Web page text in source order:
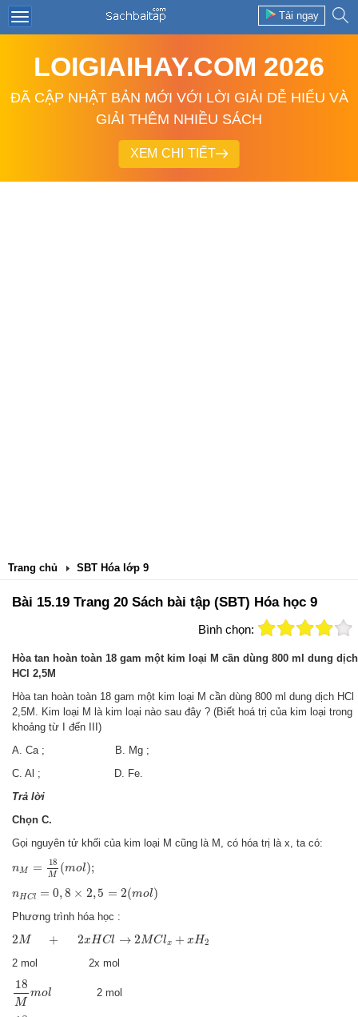
Tải ngay
LOIGIAIHAY.COM 2026
ĐÃ CẬP NHẬT BẢN MỚI VỚI LỜI GIẢI DỄ HIỂU VÀ
GIẢI THÊM NHIỀU SÁCH
XEM CHI TIẾT
Trang chủ SBT Hóa lớp 9
Bài 15.19 Trang 20 Sách bài tập (SBT) Hóa học 9
Bình chọn:
Hòa tan hoàn toàn 18 gam một kim loại M cần dùng 800 ml dung dịch
HCl 2,5M
Hòa tan hoàn toàn 18 gam một kim loại M cần dùng 800 ml dung dịch HCl
2,5M. Kim loại M là kim loại nào sau đây ? (Biết hoá trị của kim loại trong
khoảng từ I đến III)
A. Ca ; B. Mg ;
C. Al ; D. Fe.
Trả lời
Chọn C.
Gọi nguyên tử khối của kim loại M cũng là M, có hóa trị là x, ta có:
nM = 18
M
(mol);
M m ;
nHCl = 0,8 × 2,5 = 2(mol)
,8 ×2 = (m l)
Phương trình hóa học :
2M + 2xHCl → 2MClx + xH2
2 M+ H →2 MClx x H2
2 mol 2x mol
18
M
mol
18M
2 mol